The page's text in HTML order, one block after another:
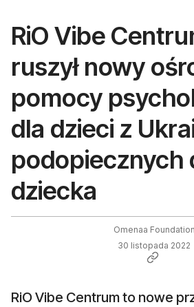
RiO Vibe
ruszył nowy
pomocy
dla dzieci z
podopiecznych
dziecka
Omenaa Foundation
30 listopada 2022
RiO Vibe Centrum to nowe